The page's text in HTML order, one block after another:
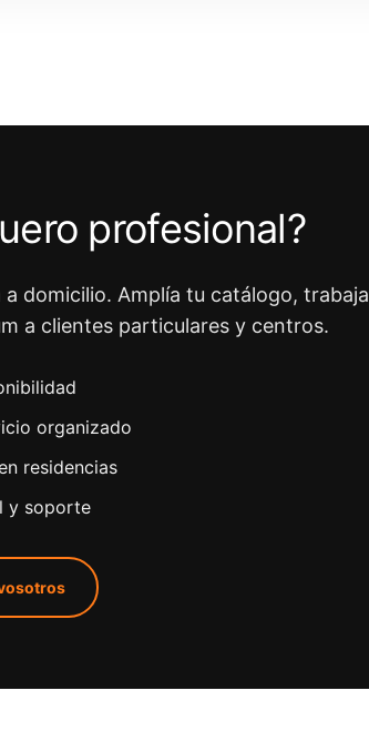
profesional?
domicilio. Amplía tu catálogo, trabaja
a clientes particulares y centros.
organizado
residencias
y soporte